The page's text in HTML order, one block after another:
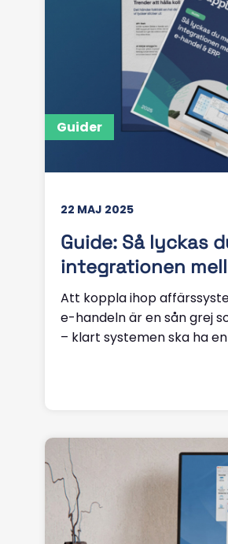
Guider
22 MAJ 2025
Guide: Så lyckas
integrationen
Att koppla ihop
e-handeln är en sån grej
– klart systemen ska ha